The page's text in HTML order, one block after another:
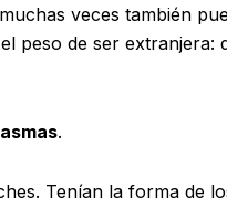
veces también
peso de ser extranjera:
.
Tenían la forma de